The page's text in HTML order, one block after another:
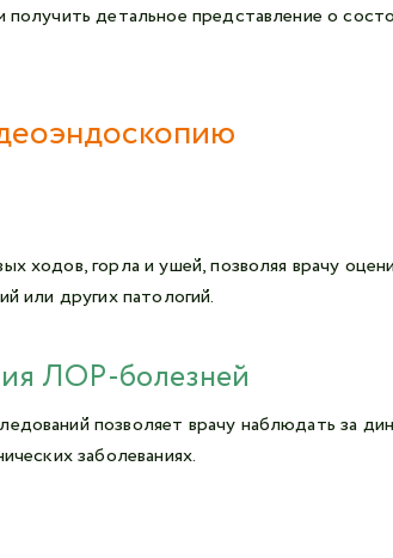
детальное представление о
ходов, горла и ушей, позволяя врачу
или других патологий.
ЛОР-болезней
позволяет врачу наблюдать за
заболеваниях.